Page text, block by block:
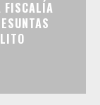
FISCALÍA